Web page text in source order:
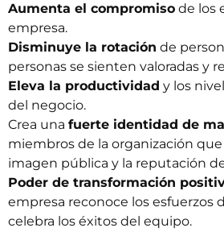
Aumenta el compromiso de los
empresa.
Disminuye la rotación de
personas se sienten valoradas y
Eleva la productividad y los
del negocio.
Crea una fuerte identidad de
miembros de la organización
imagen pública y la reputación
Poder de transformación
empresa reconoce los esfuerzos
celebra los éxitos del equipo.